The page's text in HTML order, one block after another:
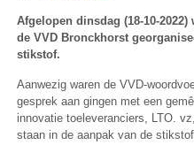
Afgelopen dinsdag (18-10-
de VVD Bronckhorst
stikstof.
Aanwezig waren de VVD-
gesprek aan gingen met een
innovatie toeleveranciers, LTO.
staan in de aanpak van de